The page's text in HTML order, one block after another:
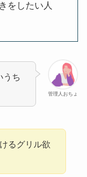
をしたい人
管理人おちょ
うち
るグリル欲